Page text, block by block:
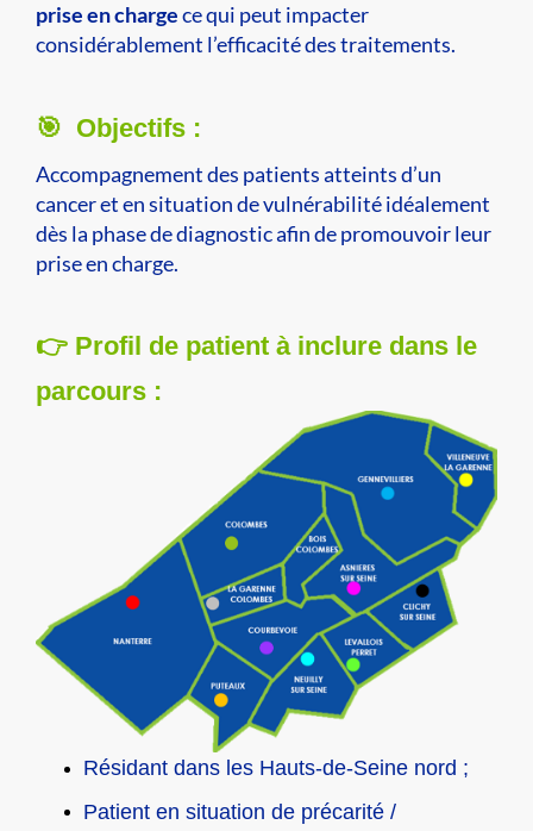
prise en chargece qui peut impacter
considérablement l’efficacité des traitements.
🎯 Objectifs :
Accompagnement des patients atteints d’un
cancer et en situation de vulnérabilité idéalement
dès la phase de diagnostic afin de promouvoir leur
prise en charge.
👉 Profil de patient à inclure dans le
parcours :
Résidant dans les Hauts-de-Seine nord ;
Patient en situation de précarité /